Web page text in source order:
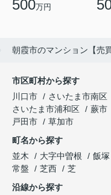
500万円
朝霞市のマンション【売
市区町村から探す
川口市
さいたま市南区
さいたま市浦和区
蕨市
戸田市
草加市
町名から探す
並木
大字中曽根 飯塚
常盤
芝西
芝
沿線から探す